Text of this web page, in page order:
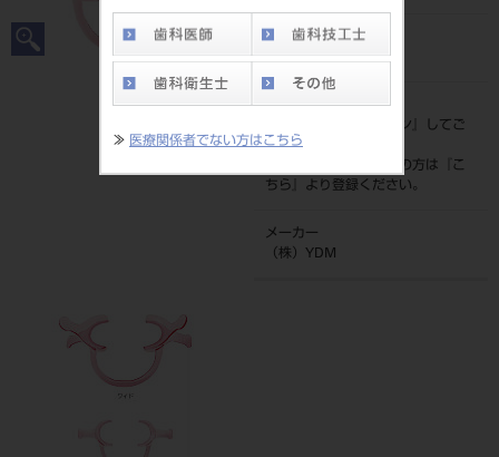
≫ 医療関係者でない方はこちら
JAN/EANコード
標準価格
ログイン
』してご
覧ください。
ネット会員登録がまだの方は『
こ
ちら
』より登録ください。
メーカー
（株）YDM